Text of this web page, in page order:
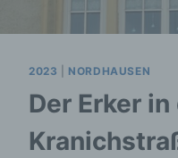
2023 NORDHAUSEN
Der Erker